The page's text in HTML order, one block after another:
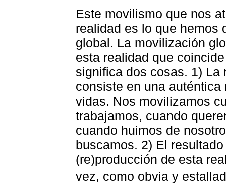
Este movilismo que nos
realidad es lo que hemos
global. La movilización
esta realidad que
significa dos cosas. 1)
consiste en una
vidas. Nos movilizamos
trabajamos, cuando
cuando huimos de
buscamos. 2) El
(re)producción de esta
vez, como obvia y